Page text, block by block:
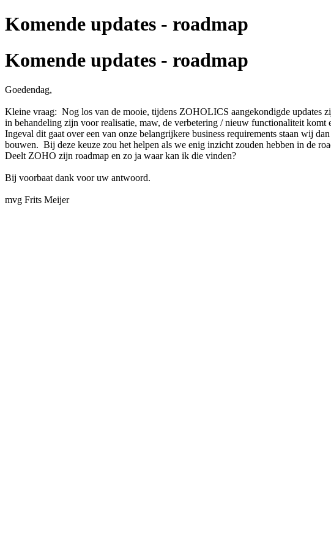
Komende updates - roadmap
Komende updates - roadmap
Goedendag,
Kleine vraag: Nog los van de mooie, tijdens ZOHOLICS aangekondigde updates
in behandeling zijn voor realisatie, maw, de verbetering / nieuw functionaliteit komt
Ingeval dit gaat over een van onze belangrijkere business requirements staan wij
bouwen. Bij deze keuze zou het helpen als we enig inzicht zouden hebben in de
Deelt ZOHO zijn roadmap en zo ja waar kan ik die vinden?
Bij voorbaat dank voor uw antwoord.
mvg Frits Meijer